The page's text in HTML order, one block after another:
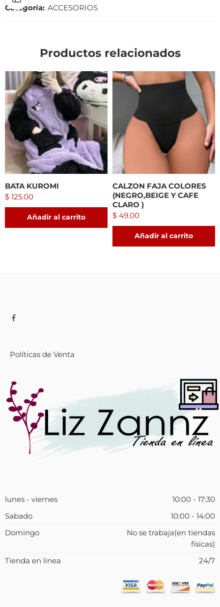
Categoría: ACCESORIOS
Productos relacionados
BATA KUROMI
$ 125.00
Añadir al carrito
CALZON FAJA COLORES
(NEGRO,BEIGE Y CAFE
CLARO )
$ 49.00
Añadir al carrito
Políticas de Venta
lunes - viernes
10:00 - 17:30
Sabado
10:00 - 14:00
Domingo
No se trabaja(en tiendas
fisicas)
Tienda en linea
24/7